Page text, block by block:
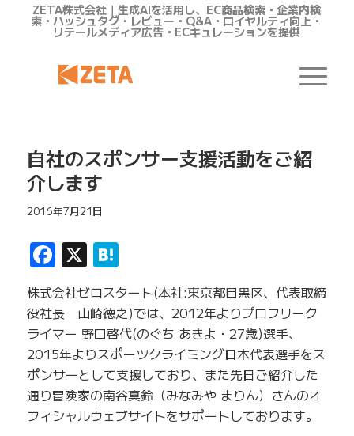
ZETA株式会社｜生成AIを活用し、EC商品検索・企業内検
索・ハッシュタグ・レビュー・Q&A・ロイヤルティ向上・
リテールメディア広告・ECキュレーションを提供
自社のスポンサー支援活動をご紹
介します
2016年7月21日
Facebook
X Hatena
株式会社ゼロスタート(本社:東京都目黒区、代表取締
役社長 山崎徳之)では、2012年よりプロフリーク
ライマー 野口啓代(のぐち あきよ・27歳)選手、
2015年よりスポーツクライミング日本代表選手をス
ポンサーとして支援しており、また先日ご紹介した
通り冒険家の南谷真鈴（みなみや まりん）さんのオ
フィシャルウェブサイトをサポートしております。